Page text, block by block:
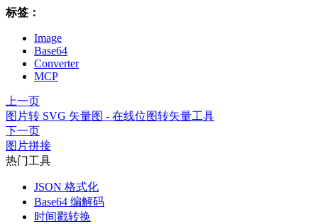
标签：
Image
Base64
Converter
MCP
上一页
图片转 SVG 矢量图 - 在线位图转矢量工具
下一页
图片拼接
热门工具
JSON 格式化
Base64 编解码
时间戳转换